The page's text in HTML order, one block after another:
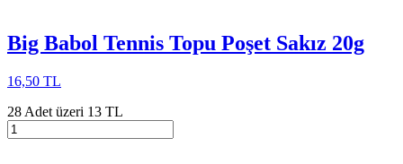
Big Babol Tennis Topu Poşet Sakız 20g
16,50 TL
28 Adet üzeri 13 TL